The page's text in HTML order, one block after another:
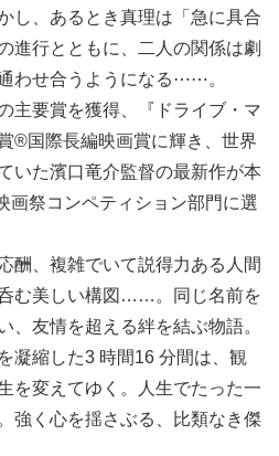
し、あるとき真理は「急に具合
進行とともに、二人の関係は劇
わせ合うようになる⋯⋯。
主要賞を獲得、『ドライブ・マ
®国際長編映画賞に輝き、世界
いた濱口竜介監督の最新作が本
画祭コンペティション部門に選
酬、複雑でいて説得力ある人間
む美しい構図……。同じ名前を
、友情を超える絆を結ぶ物語。
凝縮した3 時間16 分間は、観
を変えてゆく。人生でたった一
く心を揺さぶる、比類なき傑